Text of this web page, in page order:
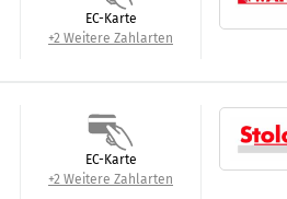
EC-Karte
+2 Weitere Zahlarten
EC-Karte
+2 Weitere Zahlarten